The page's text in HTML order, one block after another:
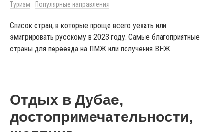
Туризм Популярные направления
Список стран, в которые проще всего уехать или
эмигрировать русскому в 2023 году. Самые благоприятные
страны для переезда на ПМЖ или получения ВНЖ.
Отдых в Дубае,
достопримечательности,